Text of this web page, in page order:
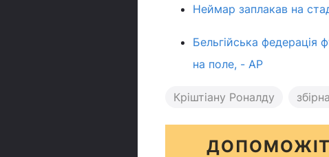
Неймар заплакав на
Бельгійська
на поле, - AP
Кріштіану Роналду